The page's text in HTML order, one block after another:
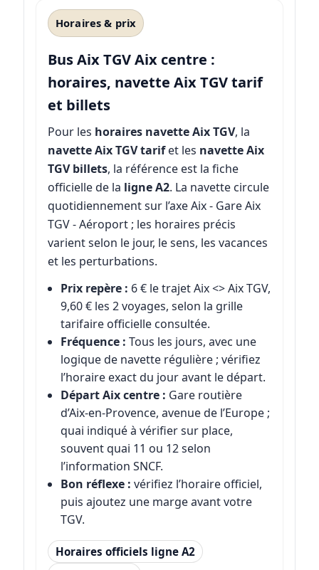
Horaires & prix
Bus Aix TGV Aix centre :
horaires, navette Aix TGV tarif
et billets
Pour les horaires navette Aix TGV, la
navette Aix TGV tarifet les navette Aix
TGV billets, la référence est la fiche
officielle de la ligne A2. La navette circule
quotidiennement sur l’axe Aix - Gare Aix
TGV - Aéroport ; les horaires précis
varient selon le jour, le sens, les vacances
et les perturbations.
Prix repère : 6 € le trajet Aix <> Aix TGV,
9,60 € les 2 voyages, selon la grille
tarifaire officielle consultée.
Fréquence : Tous les jours, avec une
logique de navette régulière ; vérifiez
l’horaire exact du jour avant le départ.
Départ Aix centre : Gare routière
d’Aix-en-Provence, avenue de l’Europe ;
quai indiqué à vérifier sur place,
souvent quai 11 ou 12 selon
l’information SNCF.
Bon réflexe : vérifiez l’horaire officiel,
puis ajoutez une marge avant votre
TGV.
Horaires officiels ligne A2